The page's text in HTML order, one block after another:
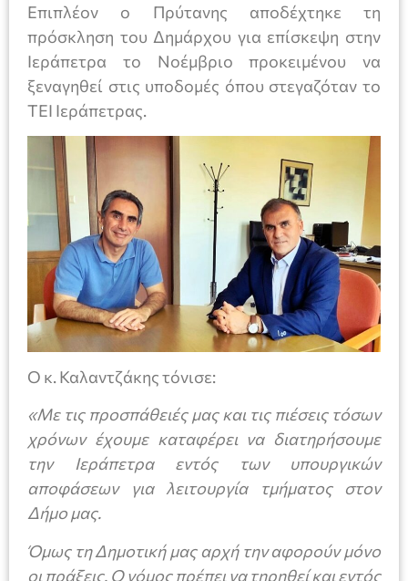
Επιπλέον ο Πρύτανης αποδέχτηκε τη
πρόσκληση του Δημάρχου για επίσκεψη στην
Ιεράπετρα το Νοέμβριο προκειμένου να
ξεναγηθεί στις υποδομές όπου στεγαζόταν το
ΤΕΙ Ιεράπετρας.
Ο κ. Καλαντζάκης τόνισε:
«Με τις προσπάθειές μας και τις πιέσεις τόσων
χρόνων έχουμε καταφέρει να διατηρήσουμε
την Ιεράπετρα εντός των υπουργικών
αποφάσεων για λειτουργία τμήματος στον
Δήμο μας.
Όμως τη Δημοτική μας αρχή την αφορούν μόνο
οι πράξεις. Ο νόμος πρέπει να τηρηθεί και εντός